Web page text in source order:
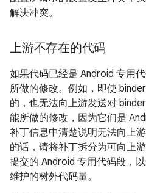
解决冲突。
上游不存在的代码
如果代码已经是 Android 专用
所做的修改。例如，即使
的，也无法向上游发送对
能所做的修改，因为它们是
补丁信息中清楚说明无法向上
的话，请将补丁拆分为可向上
提交的 Android 专用代码段，
维护的树外代码量。